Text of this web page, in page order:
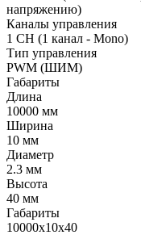
напряжению)
Каналы управления
1 CH (1 канал - Mono)
Тип управления
PWM (ШИМ)
Габариты
Длина
10000 мм
Ширина
10 мм
Диаметр
2.3 мм
Высота
40 мм
Габариты
10000x10x40